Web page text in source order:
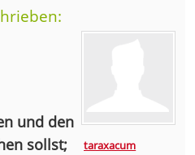
taraxacum
und den
sollst;